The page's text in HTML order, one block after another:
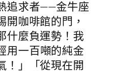
追求者——金牛座
咖啡館的門，
什麼負運勢！我
用一百噸的純金
！」「從現在開